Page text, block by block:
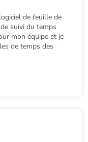
de feuille de
suivi du temps
mon équipe et je
de temps des